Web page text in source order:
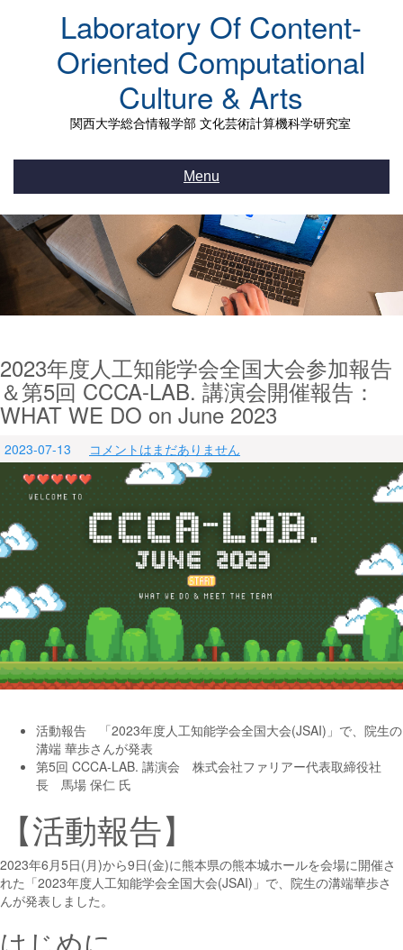
Laboratory Of Content-
Oriented Computational
Culture & Arts
関西大学総合情報学部 文化芸術計算機科学研究室
Menu
2023年度人工知能学会全国大会参加報告
＆第5回 CCCA-LAB. 講演会開催報告：
WHAT WE DO on June 2023
2023-07-13 コメントはまだありません
活動報告 「2023年度人工知能学会全国大会(JSAI)」で、院生の
溝端 華歩さんが発表
第5回 CCCA-LAB. 講演会 株式会社ファリアー代表取締役社
長 馬場 保仁 氏
【活動報告】
2023年6月5日(月)から9日(金)に熊本県の熊本城ホールを会場に開催さ
れた「2023年度人工知能学会全国大会(JSAI)」で、院生の溝端華歩さ
んが発表しました。